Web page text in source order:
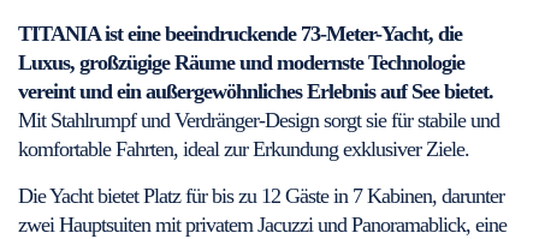
TITANIA ist eine beeindruckende 73-Meter-Yacht, die
Luxus, großzügige Räume und modernste Technologie
vereint und ein außergewöhnliches Erlebnis auf See bietet.
Mit Stahlrumpf und Verdränger-Design sorgt sie für stabile und
komfortable Fahrten, ideal zur Erkundung exklusiver Ziele.
Die Yacht bietet Platz für bis zu 12 Gäste in 7 Kabinen, darunter
zwei Hauptsuiten mit privatem Jacuzzi und Panoramablick, eine